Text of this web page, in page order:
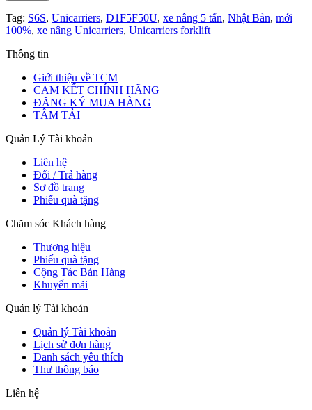
Tag: S6S, Unicarriers, D1F5F50U, xe nâng 5 tấn, Nhật Bản, mới
100%, xe nâng Unicarriers, Unicarriers forklift
Thông tin
Giới thiệu về TCM
CAM KẾT CHÍNH HÃNG
ĐĂNG KÝ MUA HÀNG
TÂM TẢI
Quản Lý Tài khoản
Liên hệ
Đổi / Trả hàng
Sơ đồ trang
Phiếu quà tặng
Chăm sóc Khách hàng
Thương hiệu
Phiếu quà tặng
Cộng Tác Bán Hàng
Khuyến mãi
Quản lý Tài khoản
Quản lý Tài khoản
Lịch sử đơn hàng
Danh sách yêu thích
Thư thông báo
Liên hệ